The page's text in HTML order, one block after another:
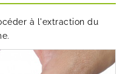
à l'extraction du